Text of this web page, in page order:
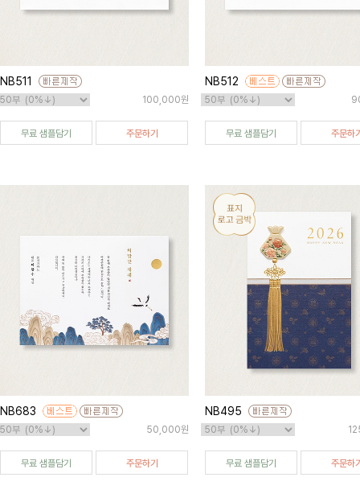
NB511
100,000원
무료 샘플담기 주문하기
NB512
무료 샘플담기 주문하
NB683
50,000원
무료 샘플담기 주문하기
NB495
무료 샘플담기 주문하